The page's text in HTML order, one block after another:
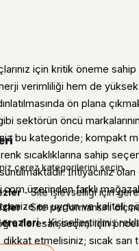
için kritik öneme
verimliliği hem de yüksek
ön plana
sektörün öncü
bu kategoride; kompakt
sıcaklıklarına sahip
İhtiyacınız
üzerinden farklı
en uygun ve kaliteli
floresan seçimi için
dikkat etmelisiniz; sıcak sarı
çerez kategorilerini seçin.
- Site işlevselliği için
- Site performansını
- Kişiselleştirilmiş